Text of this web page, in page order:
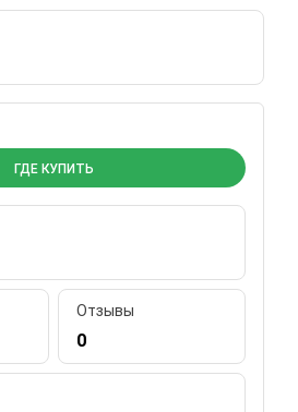
ГДЕ КУПИТЬ
Отзывы
0